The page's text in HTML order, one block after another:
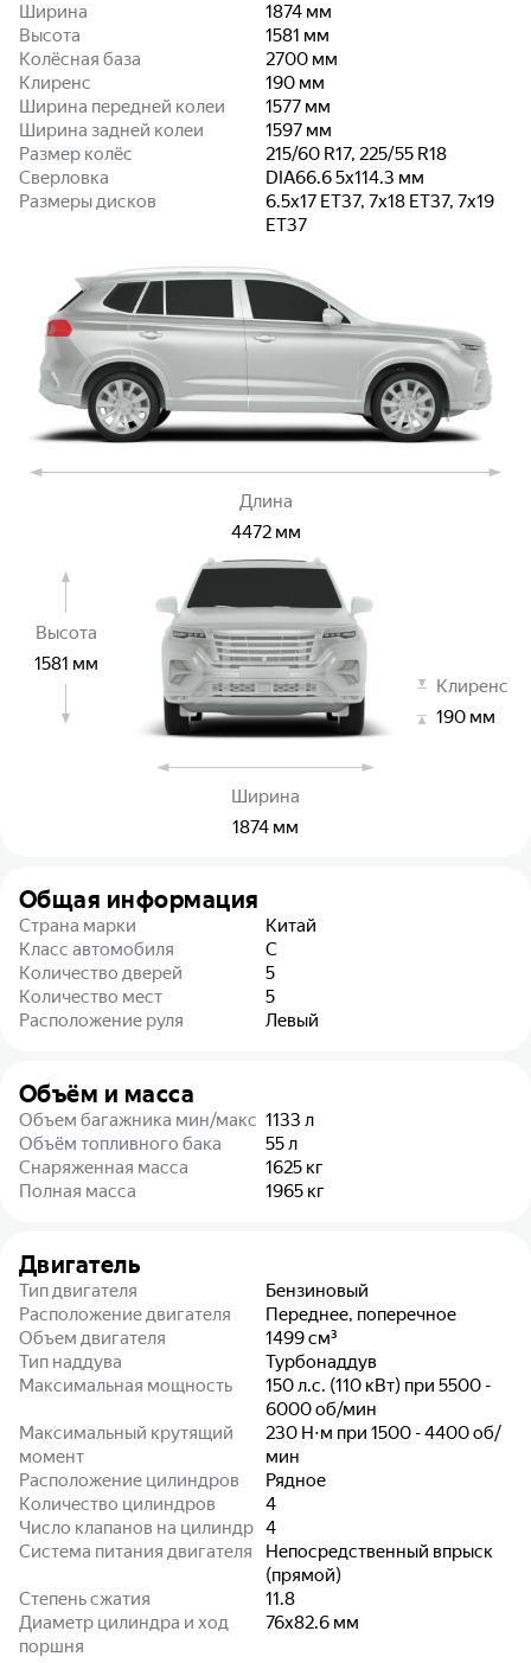
Ширина
1874 мм
Высота
1581 мм
Колёсная база
2700 мм
Клиренс
190 мм
Ширина передней колеи
1577 мм
Ширина задней колеи
1597 мм
Размер колёс
215/60 R17, 225/55 R18
Сверловка
DIA66.6 5x114.3 мм
Размеры дисков
6.5x17 ET37, 7x18 ET37, 7x19
ET37
Высота
1581 мм
Клиренс
190 мм
Длина
4472 мм
Ширина
1874 мм
Общая информация
Страна марки
Китай
Класс автомобиля
C
Количество дверей
5
Количество мест
5
Расположение руля
Левый
Объём и масса
Объем багажника мин/макс 1133 л
Объём топливного бака
55л
Снаряженная масса
1625 кг
Полная масса
1965 кг
Двигатель
Тип двигателя
Бензиновый
Расположение двигателя
Переднее, поперечное
Объем двигателя
1499см³
Тип наддува
Турбонаддув
Максимальная мощность
150 л.с. (110 кВт) при 5500 -
6000 об/мин
Максимальный крутящий
момент
230 Н⋅м при 1500 - 4400 об/
мин
Расположение цилиндров
Рядное
Количество цилиндров
4
Число клапанов на цилиндр 4
Система питания двигателя
Непосредственный впрыск
(прямой)
Степень сжатия
11.8
Диаметр цилиндра и ход
поршня
76x82.6 мм